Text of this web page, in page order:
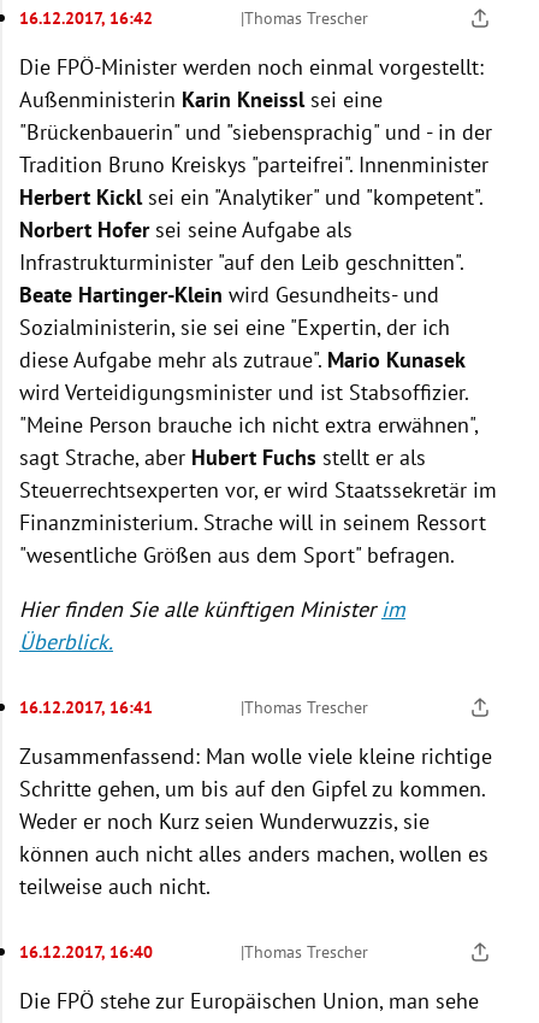
16.12.2017, 16:42 |Thomas Trescher
Die FPÖ-Minister werden noch einmal vorgestellt:
Außenministerin Karin Kneisslsei eine
"Brückenbauerin" und "siebensprachig" und - in der
Tradition Bruno Kreiskys "parteifrei". Innenminister
Herbert Kicklsei ein "Analytiker" und "kompetent".
Norbert Hofersei seine Aufgabe als
Infrastrukturminister "auf den Leib geschnitten".
Beate Hartinger-Klein wird Gesundheits- und
Sozialministerin, sie sei eine "Expertin, der ich
diese Aufgabe mehr als zutraue". Mario Kunasek
wird Verteidigungsminister und ist Stabsoffizier.
"Meine Person brauche ich nicht extra erwähnen",
sagt Strache, aber Hubert Fuchs stellt er als
Steuerrechtsexperten vor, er wird Staatssekretär im
Finanzministerium. Strache will in seinem Ressort
"wesentliche Größen aus dem Sport" befragen.
Hier finden Sie alle künftigen Minister im
Überblick.
16.12.2017, 16:41 |Thomas Trescher
Zusammenfassend: Man wolle viele kleine richtige
Schritte gehen, um bis auf den Gipfel zu kommen.
Weder er noch Kurz seien Wunderwuzzis, sie
können auch nicht alles anders machen, wollen es
teilweise auch nicht.
16.12.2017, 16:40 |Thomas Trescher
Die FPÖ stehe zur Europäischen Union, man sehe